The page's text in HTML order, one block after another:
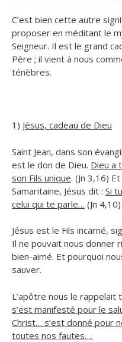
C’est bien cette autre
proposer en méditant le
Seigneur. Il est le grand
Père ; il vient à nous
ténèbres.
1) Jésus, cadeau de Dieu
Saint Jean, dans son
est le don de Dieu. Dieu a
son Fils unique. (Jn 3,16)
Samaritaine, Jésus dit : Si
celui qui te parle… (Jn 4,10)
Jésus est le Fils incarné,
Il ne pouvait nous donner
bien-aimé. Et pourquoi
sauver.
L’apôtre nous le rappelait
s’est manifesté pour le
Christ… s’est donné pour
toutes nos fautes….